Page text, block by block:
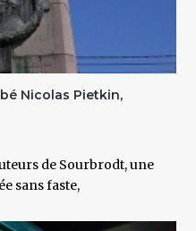
Nicolas Pietkin,
de Sourbrodt, une
sans faste,